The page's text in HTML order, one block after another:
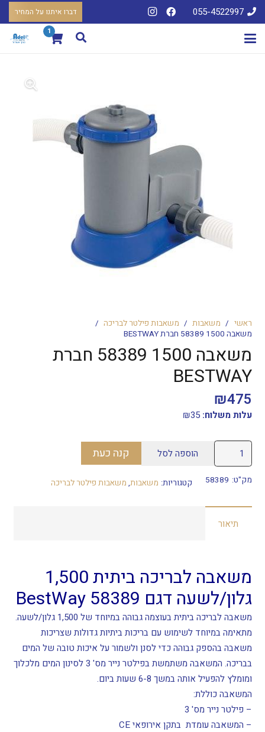
055-4522997 דברו איתנו על המחיר
1
ראשי / משאבות / משאבות פילטר לבריכה /
משאבה 1500 58389 חברת BESTWAY
משאבה 1500 58389 חברת
BESTWAY
₪475
עלות משלוח: ₪35
כמות
של
משאבה
58389
חברת
הוספה לסל קנה כעת
מק"ט: 58389 קטגוריות: משאבות, משאבות פילטר לבריכה
תיאור
משאבה לבריכה ביתית 1,500
גלון/לשעה דגם 58389 BestWay
משאבה לבריכה ביתית בעוצמה גבוהה במיוחד של 1,500 גלון/לשעה.
מתאימה במיוחד לשימוש עם בריכות ביתיות גדולות שצריכות
משאבה בהספק גבוהה כדי לסנן ולשמור על איכות טובה של המים
בבריכה. המשאבה משתמשת בפילטר נייר מס' 3 לסינון המים מלכלוך
ומומלץ להפעיל אותה במשך 6-8 שעות ביום.
המשאבה כוללת:
– פילטר נייר מס' 3
– המשאבה עומדת בתקן אירופאי CE